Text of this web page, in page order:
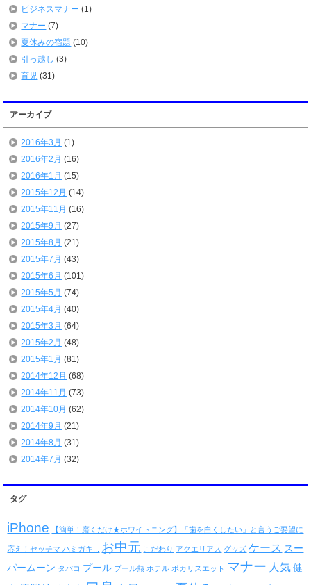
ビジネスマナー (1)
マナー (7)
夏休みの宿題 (10)
引っ越し (3)
育児 (31)
アーカイブ
2016年3月 (1)
2016年2月 (16)
2016年1月 (15)
2015年12月 (14)
2015年11月 (16)
2015年9月 (27)
2015年8月 (21)
2015年7月 (43)
2015年6月 (101)
2015年5月 (74)
2015年4月 (40)
2015年3月 (64)
2015年2月 (48)
2015年1月 (81)
2014年12月 (68)
2014年11月 (73)
2014年10月 (62)
2014年9月 (21)
2014年8月 (31)
2014年7月 (32)
タグ
iPhone 【簡単！磨くだけ★ホワイトニング】「歯を白くしたい」と言うご要望に
応え！セッチマ ハミガキ... お中元 こだわり アクエリアス グッズ ケース スー
パームーン タバコ プール プール熱 ホテル ポカリスエット マナー 人気 健